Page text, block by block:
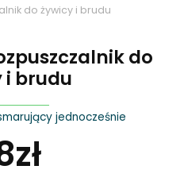
do żywicy i brudu
do
i brudu
jednocześnie
zł